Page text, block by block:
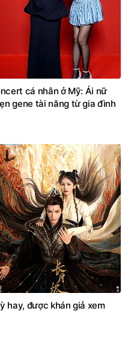
cá nhân ở Mỹ: Ái nữ
gene tài năng từ gia đình
hay, được khán giả xem